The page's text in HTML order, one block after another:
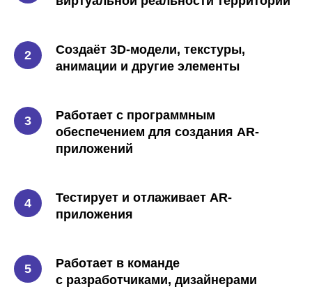
Создаёт 3D-модели, текстуры,
анимации и другие элементы
Работает с программным
обеспечением для создания AR-
приложений
Тестирует и отлаживает AR-
приложения
Работает в команде
с разработчиками, дизайнерами